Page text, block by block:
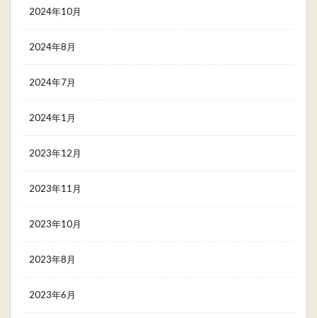
2024年10月
2024年8月
2024年7月
2024年1月
2023年12月
2023年11月
2023年10月
2023年8月
2023年6月